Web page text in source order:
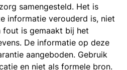
samengesteld. Het is
informatie verouderd is, niet
is gemaakt bij het
De informatie op deze
aangeboden. Gebruik
en niet als formele bron.